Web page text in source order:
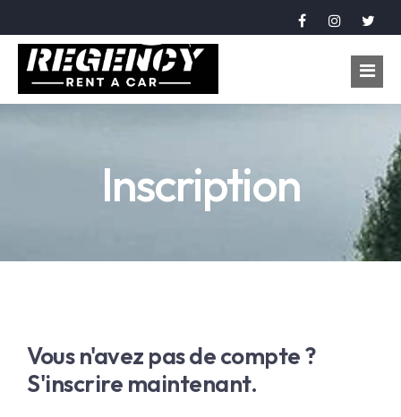
À propos
Langue
عربي
Inscription
Vous n'avez pas de compte ?
S'inscrire maintenant.